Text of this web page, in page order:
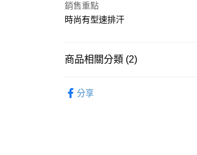
街口支付
Google Pay
AFTEE先享後付
銷售重點
時尚有型速排汗
商品相關分類 (2)
分享